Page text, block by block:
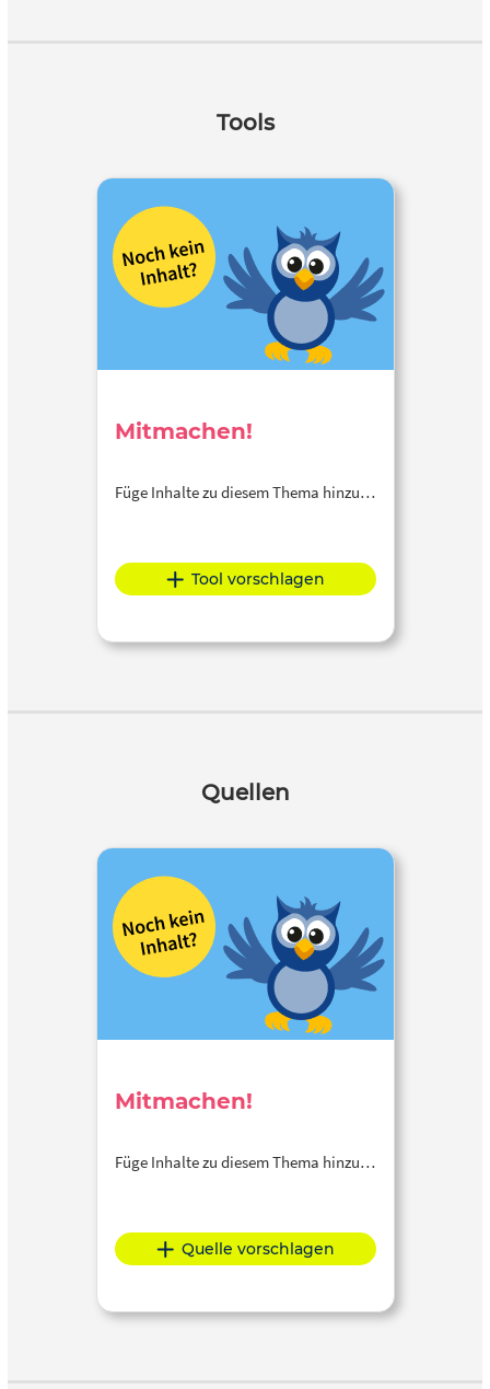
Tools
Mitmachen!
Füge Inhalte zu diesem Thema hinzu…
Tool vorschlagen
Quellen
Mitmachen!
Füge Inhalte zu diesem Thema hinzu…
Quelle vorschlagen